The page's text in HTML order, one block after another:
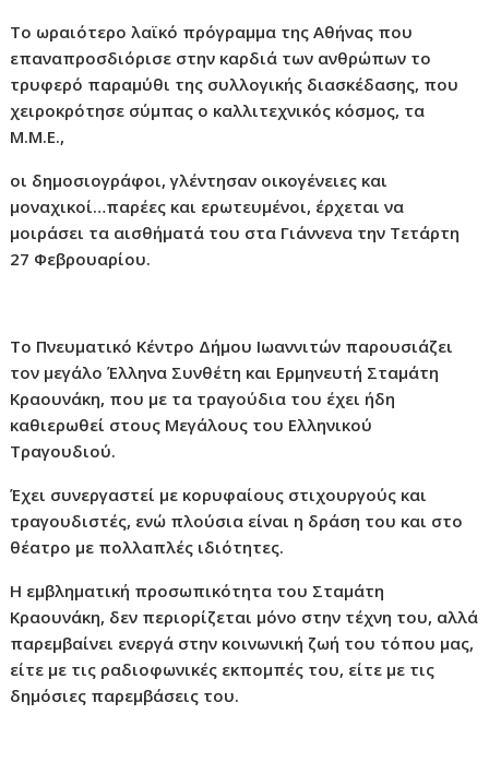
Το ωραιότερο λαϊκό πρόγραμμα της Αθήνας που
επαναπροσδιόρισε στην καρδιά των ανθρώπων το
τρυφερό παραμύθι της συλλογικής διασκέδασης, που
χειροκρότησε σύμπας ο καλλιτεχνικός κόσμος, τα
Μ.Μ.Ε.,
οι δημοσιογράφοι, γλέντησαν οικογένειες και
μοναχικοί…παρέες και ερωτευμένοι, έρχεται να
μοιράσει τα αισθήματά του στα Γιάννενα την Τετάρτη
27 Φεβρουαρίου.
Το Πνευματικό Κέντρο Δήμου Ιωαννιτών παρουσιάζει
τον μεγάλο Έλληνα Συνθέτη και Ερμηνευτή Σταμάτη
Κραουνάκη, που με τα τραγούδια του έχει ήδη
καθιερωθεί στους Μεγάλους του Ελληνικού
Τραγουδιού.
Έχει συνεργαστεί με κορυφαίους στιχουργούς και
τραγουδιστές, ενώ πλούσια είναι η δράση του και στο
θέατρο με πολλαπλές ιδιότητες.
Η εμβληματική προσωπικότητα του Σταμάτη
Κραουνάκη, δεν περιορίζεται μόνο στην τέχνη του, αλλά
παρεμβαίνει ενεργά στην κοινωνική ζωή του τόπου μας,
είτε με τις ραδιοφωνικές εκπομπές του, είτε με τις
δημόσιες παρεμβάσεις του.